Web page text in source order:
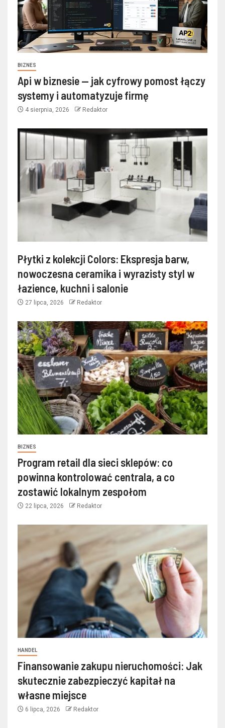
BIZNES
Api w biznesie — jak cyfrowy pomost łączy
systemy i automatyzuje firmę
4 sierpnia, 2026 Redaktor
Płytki z kolekcji Colors: Ekspresja barw,
nowoczesna ceramika i wyrazisty styl w
łazience, kuchni i salonie
27 lipca, 2026 Redaktor
BIZNES
Program retail dla sieci sklepów: co
powinna kontrolować centrala, a co
zostawić lokalnym zespołom
22 lipca, 2026 Redaktor
HANDEL
Finansowanie zakupu nieruchomości: Jak
skutecznie zabezpieczyć kapitał na
własne miejsce
6 lipca, 2026 Redaktor